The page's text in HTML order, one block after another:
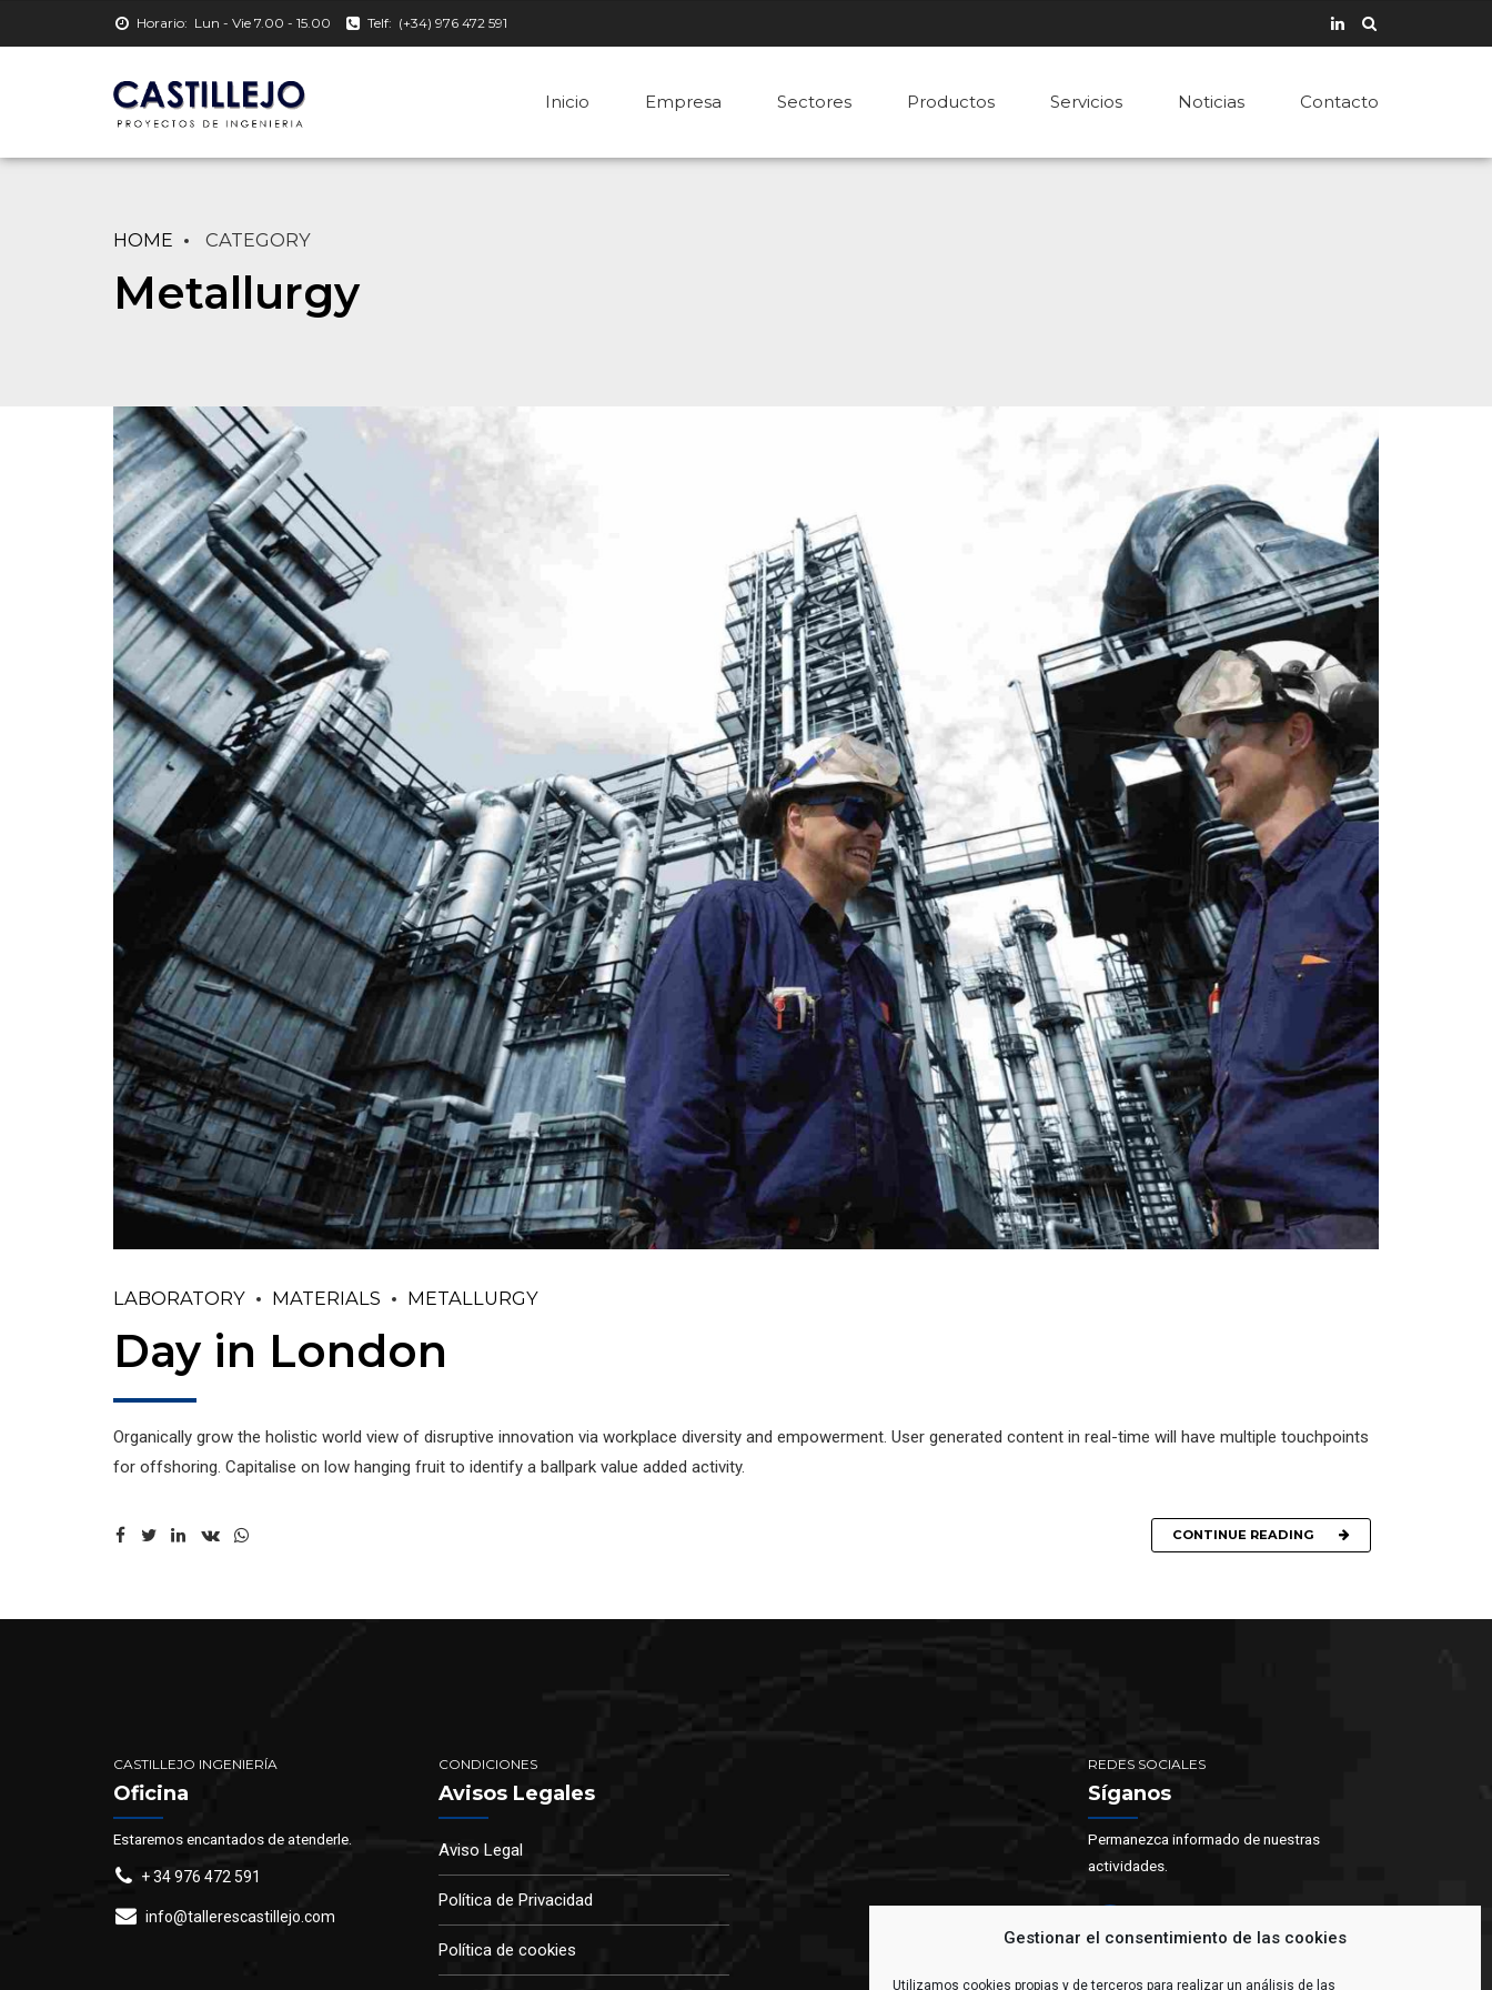
Gestionar el consentimiento de las cookies
Utilizamos cookies propias y de terceros para realizar un análisis de las
Horario: Lun - Vie 7.00 - 15.00 Telf: (+34) 976 472 591
Inicio Empresa Sectores Productos Servicios Noticias Contacto
HOME CATEGORY
Metallurgy
LABORATORY MATERIALS METALLURGY
Day in London
Organically grow the holistic world view of disruptive innovation via workplace diversity and empowerment. User generated content in real-time will have multiple touchpoints
for offshoring. Capitalise on low hanging fruit to identify a ballpark value added activity.
CONTINUE READING
CASTILLEJO INGENIERÍA
Oficina
Estaremos encantados de atenderle.
+ 34 976 472 591
info@tallerescastillejo.com
CONDICIONES
Avisos Legales
Aviso Legal
Política de Privacidad
Política de cookies
REDES SOCIALES
Síganos
Permanezca informado de nuestras
actividades.